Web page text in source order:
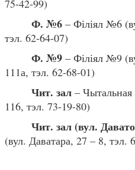
75-42-99)
Ф. №6 – Філіял №6
тэл. 62-64-07)
Ф. №9 – Філіял №9
111а, тэл. 62-68-01)
Чит. зал –
116, тэл. 73-19-80)
Чит. зал (вул.
(вул. Даватара, 27 – 8, тэл.